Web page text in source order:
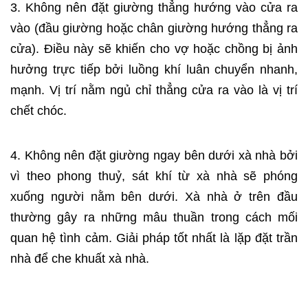
3. Không nên đặt giường thẳng hướng vào cửa ra
vào (đầu giường hoặc chân giường hướng thẳng ra
cửa). Điều này sẽ khiến cho vợ hoặc chồng bị ảnh
hưởng trực tiếp bởi luồng khí luân chuyển nhanh,
mạnh. Vị trí nằm ngủ chỉ thẳng cửa ra vào là vị trí
chết chóc.
4. Không nên đặt giường ngay bên dưới xà nhà bởi
vì theo phong thuỷ, sát khí từ xà nhà sẽ phóng
xuống người nằm bên dưới. Xà nhà ở trên đầu
thường gây ra những mâu thuần trong cách mối
quan hệ tình cảm. Giải pháp tốt nhất là lặp đặt trần
nhà để che khuất xà nhà.